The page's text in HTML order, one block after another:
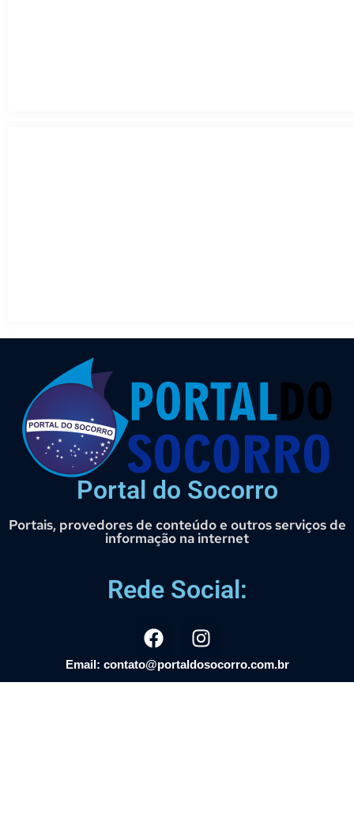
Portal do Socorro
Portais, provedores de conteúdo e outros serviços de
informação na internet
Rede Social:
Email: contato@portaldosocorro.com.br